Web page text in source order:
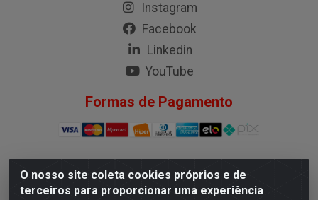
O nosso site coleta cookies próprios e de
terceiros para proporcionar uma experiência
Instagram
Facebook
Linkedin
YouTube
Formas de Pagamento
G.M.I. Distribuidora LTDA - Rua Conselheiro Pena, 50 -